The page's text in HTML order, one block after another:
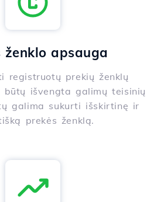
ženklo apsauga
registruotų prekių ženklų
būtų išvengta galimų teisinių
galima sukurti išskirtinę ir
prekės ženklą.